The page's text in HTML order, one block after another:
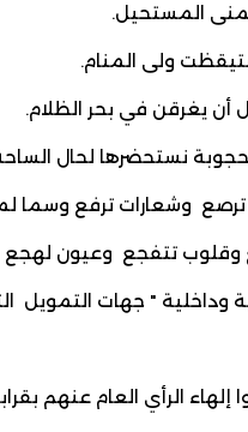
المستحيل.
ولى المنام.
يغرقن في بحر الظلام.
نستحضرها لحال
وشعارات ترفع وسما
تتفجع وعيون لهجع
وداخلية " جهات التمويل
الرأي العام عنهم